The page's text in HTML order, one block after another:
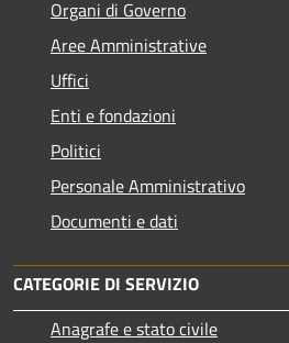
Organi di Governo
Aree Amministrative
Uffici
Enti e fondazioni
Politici
Personale Amministrativo
Documenti e dati
CATEGORIE DI SERVIZIO
Anagrafe e stato civile